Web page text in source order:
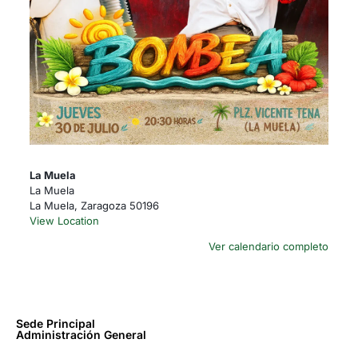
La Muela
La Muela
La Muela, Zaragoza 50196
View Location
Ver calendario completo
Sede Principal
Administración General